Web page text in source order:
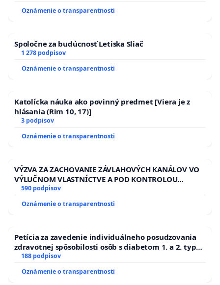
Oznámenie o transparentnosti
Spoločne za budúcnosť Letiska Sliač
1 278 podpisov
Oznámenie o transparentnosti
Katolícka náuka ako povinný predmet [Viera je z
hlásania (Rim 10, 17)]
3 podpisov
Oznámenie o transparentnosti
VÝZVA ZA ZACHOVANIE ZÁVLAHOVÝCH KANÁLOV VO
VÝLUČNOM VLASTNÍCTVE A POD KONTROLOU
SLOVENSKEJ REPUBLIKY & žiadosť na riešenie
kanálov na Slovensku
590 podpisov
Oznámenie o transparentnosti
Petícia za zavedenie individuálneho posudzovania
zdravotnej spôsobilosti osôb s diabetom 1. a 2. typu
pri prijímaní do Policajného zboru SR
188 podpisov
Oznámenie o transparentnosti